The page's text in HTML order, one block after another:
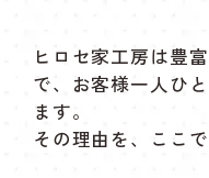
ヒロセ家工房は豊
で、お客様一人ひ
ます。
その理由を、ここ